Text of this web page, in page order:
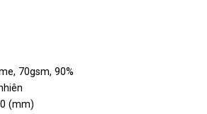
70gsm, 90%
(mm)